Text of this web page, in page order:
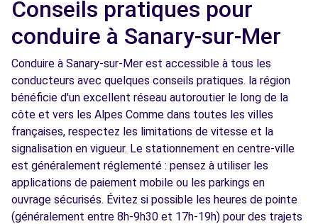
Conseils pratiques pour
conduire à Sanary-sur-Mer
Conduire à Sanary-sur-Mer est accessible à tous les
conducteurs avec quelques conseils pratiques. la région
bénéficie d'un excellent réseau autoroutier le long de la
côte et vers les Alpes Comme dans toutes les villes
françaises, respectez les limitations de vitesse et la
signalisation en vigueur. Le stationnement en centre-ville
est généralement réglementé : pensez à utiliser les
applications de paiement mobile ou les parkings en
ouvrage sécurisés. Évitez si possible les heures de pointe
(généralement entre 8h-9h30 et 17h-19h) pour des trajets